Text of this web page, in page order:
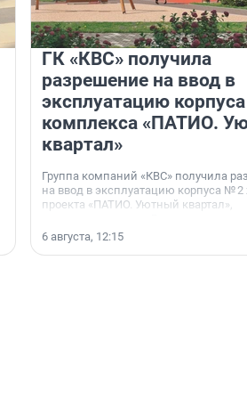
ГК «КВС» получила
разрешение на ввод в
эксплуатацию
комплекса «ПАТИО.
квартал»
Группа компаний «КВС» получила
на ввод в эксплуатацию корпуса № 2
проекта «ПАТИО. Уютный квартал»,
Ленинградской области.
6 августа, 12:15